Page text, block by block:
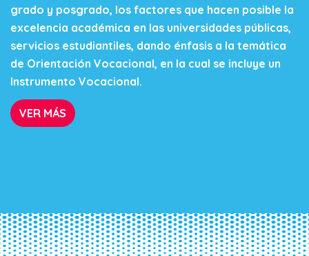
grado y posgrado, los factores que hacen posible la
excelencia académica en las universidades públicas,
servicios estudiantiles, dando énfasis a la temática
de Orientación Vocacional, en la cual se incluye un
Instrumento Vocacional.
VER MÁS